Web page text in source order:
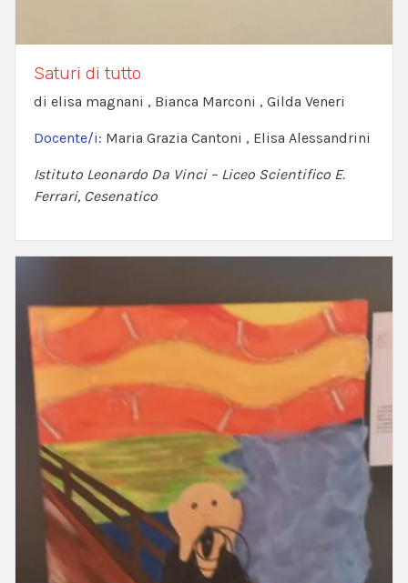
Saturi di tutto
di elisa magnani , Bianca Marconi , Gilda Veneri
Docente/i: Maria Grazia Cantoni , Elisa Alessandrini
Istituto Leonardo Da Vinci – Liceo Scientifico E.
Ferrari, Cesenatico